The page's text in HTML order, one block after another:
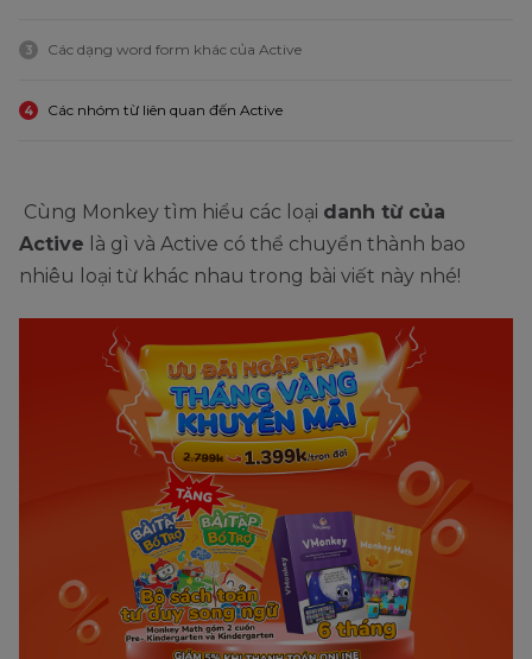
3 Các dạng word form khác của Active
4 Các nhóm từ liên quan đến Active
Cùng Monkey tìm hiểu các loại danh từ của
Active là gì và Active có thể chuyển thành bao
nhiêu loại từ khác nhau trong bài viết này nhé!